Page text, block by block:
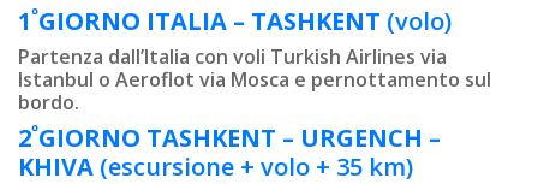
1ºGIORNO ITALIA – TASHKENT (volo)
Partenza dall’Italia con voli Turkish Airlines via
Istanbul o Aeroflot via Mosca e pernottamento sul
bordo.
2ºGIORNO TASHKENT – URGENCH –
KHIVA (escursione + volo + 35 km)